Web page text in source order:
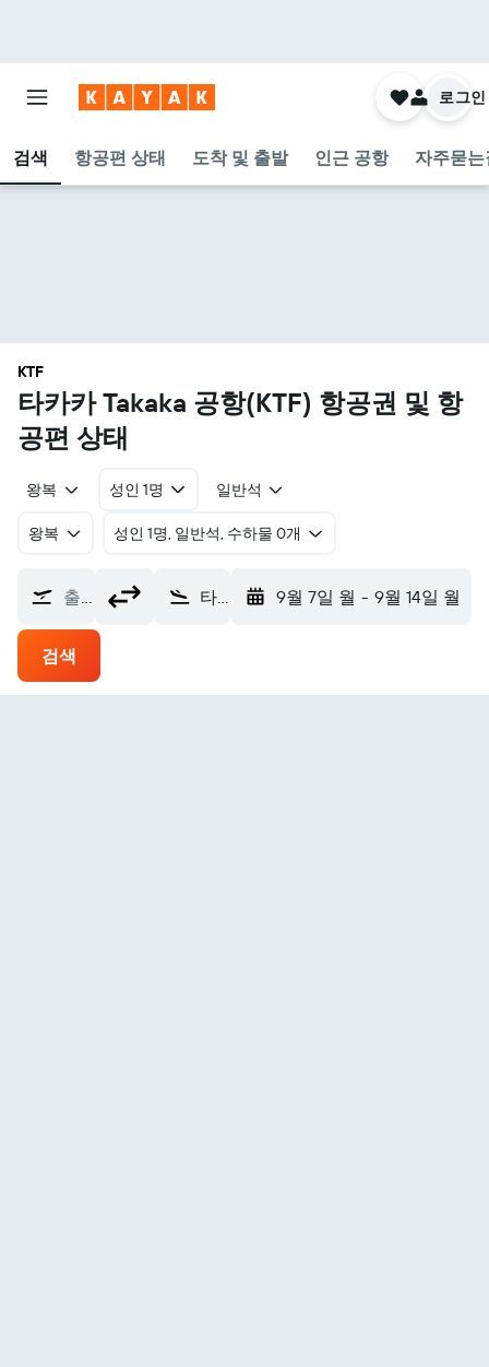
검색 항공편 상태 도착 및 출발 인근 공항 자주묻
로그인
KTF
타카카 Takaka 공항(KTF) 항공권 및 항
공편 상태
왕복 성인 1명 일반석
왕복 ​성인 1명, 일반석, 수하물 0개
출발지 타카카 Takaka (KTF) 9월 7일 월 - 9월 14일 월
검색